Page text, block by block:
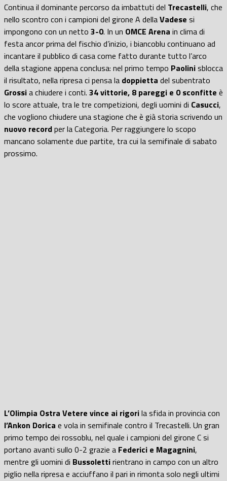
Continua il dominante percorso da imbattuti del Trecastelli, che
nello scontro con i campioni del girone A dellaVadese si
impongono con un netto 3-0. In un OMCE Arena in clima di
festa ancor prima del fischio d’inizio, i biancoblu continuano ad
incantare il pubblico di casa come fatto durante tutto l’arco
della stagione appena conclusa: nel primo tempo Paolinisblocca
il risultato, nella ripresa ci pensa la doppietta del subentrato
Grossia chiudere i conti. 34 vittorie, 8 pareggi e 0 sconfitte è
lo score attuale, tra le tre competizioni, degli uomini di Casucci,
che vogliono chiudere una stagione che è già storia scrivendo un
nuovo recordper la Categoria. Per raggiungere lo scopo
mancano solamente due partite, tra cui la semifinale di sabato
prossimo.
L’Olimpia Ostra Vetere vince ai rigorila sfida in provincia con
l’Ankon Dorica e vola in semifinale contro il Trecastelli. Un gran
primo tempo dei rossoblu, nel quale i campioni del girone C si
portano avanti sullo 0-2 grazie a Federici e Magagnini,
mentre gli uomini di Bussolettirientrano in campo con un altro
piglio nella ripresa e acciuffano il pari in rimonta solo negli ultimi